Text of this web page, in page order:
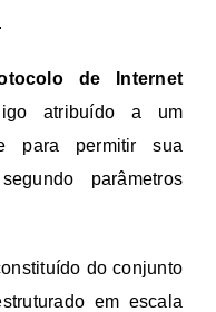
de Internet
atribuído a um
para permitir sua
parâmetros
do conjunto
em escala